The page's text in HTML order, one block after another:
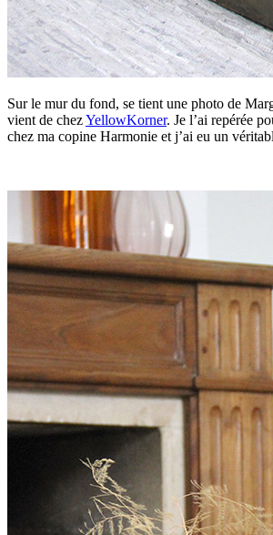
Sur le mur du fond, se tient une photo de
vient de chezYellowKorner. Je l’ai repérée
chez ma copine Harmonie et j’ai eu un